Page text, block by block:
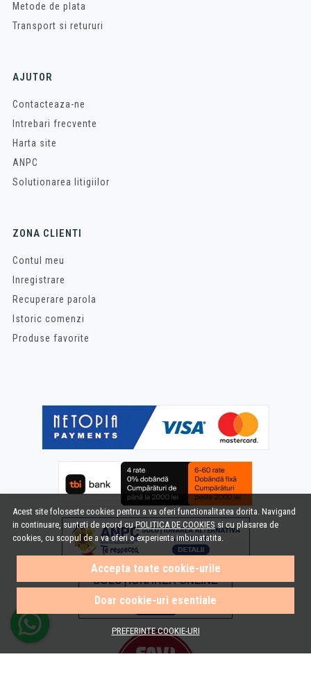
Acest site foloseste cookies pentru a va oferi functionalitatea dorita. Navigand
in continuare, sunteti de acord cuPOLITICA DE COOKIES si cu plasarea de
cookies, cu scopul de a va oferi o experienta imbunatatita.
Accepta toate cookie-urile
Doar cookie-uri esentiale
PREFERINTE COOKIE-URI
Metode de plata
Transport si retururi
AJUTOR
Contacteaza-ne
Intrebari frecvente
Harta site
ANPC
Solutionarea litigiilor
ZONA CLIENTI
Contul meu
Inregistrare
Recuperare parola
Istoric comenzi
Produse favorite